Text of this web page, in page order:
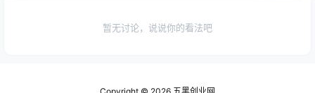
暂无讨论，说说你的看法吧